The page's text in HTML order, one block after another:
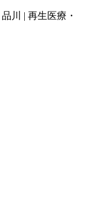
川 | 再生医療・